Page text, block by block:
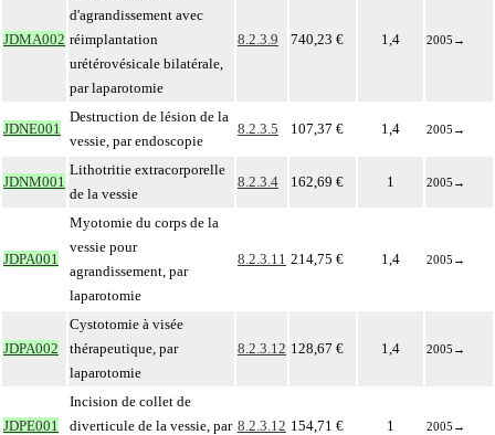
JDMA002
d'agrandissement avec
réimplantation
urétérovésicale bilatérale,
par laparotomie
8.2.3.9 740,23 € 1,4 2005 →
JDNE001
Destruction de lésion de la
vessie, par endoscopie
8.2.3.5 107,37 € 1,4 2005 →
JDNM001
Lithotritie extracorporelle
de la vessie
8.2.3.4 162,69 € 1 2005 →
JDPA001
Myotomie du corps de la
vessie pour
agrandissement, par
laparotomie
8.2.3.11 214,75 € 1,4 2005 →
JDPA002
Cystotomie à visée
thérapeutique, par
laparotomie
8.2.3.12 128,67 € 1,4 2005 →
JDPE001
Incision de collet de
diverticule de la vessie, par 8.2.3.12 154,71 € 1 2005 →